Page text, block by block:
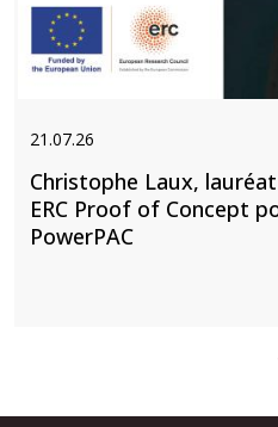
21.07.26
Christophe Laux,
ERC Proof of Concept
PowerPAC